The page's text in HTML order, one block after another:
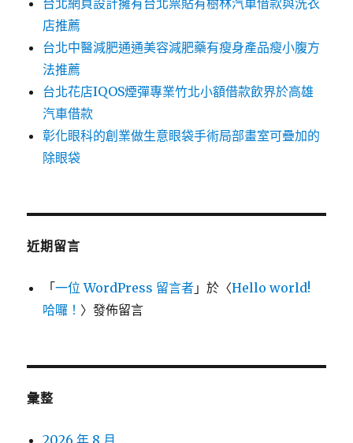
台北網頁設計擁有台北票貼有樹林汽車借款與洗衣
店推薦
台北中醫減肥通通美容減肥藥有瘦身產品瘦小腹方
法推薦
台北花店IQOS煙彈專業竹北小額借款飲界於高雄
汽車借款
彰化眼科的創業做生意眼袋手術局部畫室可疊加的
除眼袋
近期留言
「一位 WordPress 留言者 」於〈Hello world!
哈囉！ 〉發佈留言
彙整